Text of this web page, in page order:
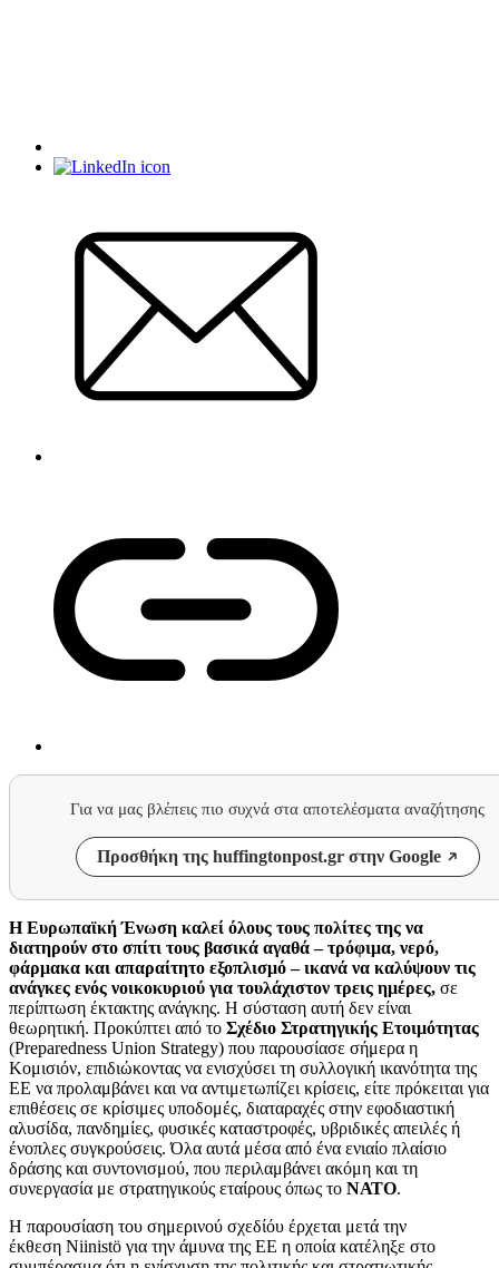
Για να μας βλέπεις πιο συχνά στα αποτελέσματα αναζήτησης
Προσθήκη της huffingtonpost.gr στην Google
Η Ευρωπαϊκή Ένωση καλεί όλους τους πολίτες της να
διατηρούν στο σπίτι τους βασικά αγαθά – τρόφιμα, νερό,
φάρμακα και απαραίτητο εξοπλισμό – ικανά να καλύψουν τις
ανάγκες ενός νοικοκυριού για τουλάχιστον τρεις ημέρες, σε
περίπτωση έκτακτης ανάγκης. Η σύσταση αυτή δεν είναι
θεωρητική. Προκύπτει από το Σχέδιο Στρατηγικής Ετοιμότητας
(Preparedness Union Strategy) που παρουσίασε σήμερα η
Κομισιόν, επιδιώκοντας να ενισχύσει τη συλλογική ικανότητα της
ΕΕ να προλαμβάνει και να αντιμετωπίζει κρίσεις, είτε πρόκειται για
επιθέσεις σε κρίσιμες υποδομές, διαταραχές στην εφοδιαστική
αλυσίδα, πανδημίες, φυσικές καταστροφές, υβριδικές απειλές ή
ένοπλες συγκρούσεις. Όλα αυτά μέσα από ένα ενιαίο πλαίσιο
δράσης και συντονισμού, που περιλαμβάνει ακόμη και τη
συνεργασία με στρατηγικούς εταίρους όπως το ΝΑΤΟ.
Η παρουσίαση του σημερινού σχεδίόυ έρχεται μετά την
έκθεση Niinistö για την άμυνα της ΕΕ η οποία κατέληξε στο